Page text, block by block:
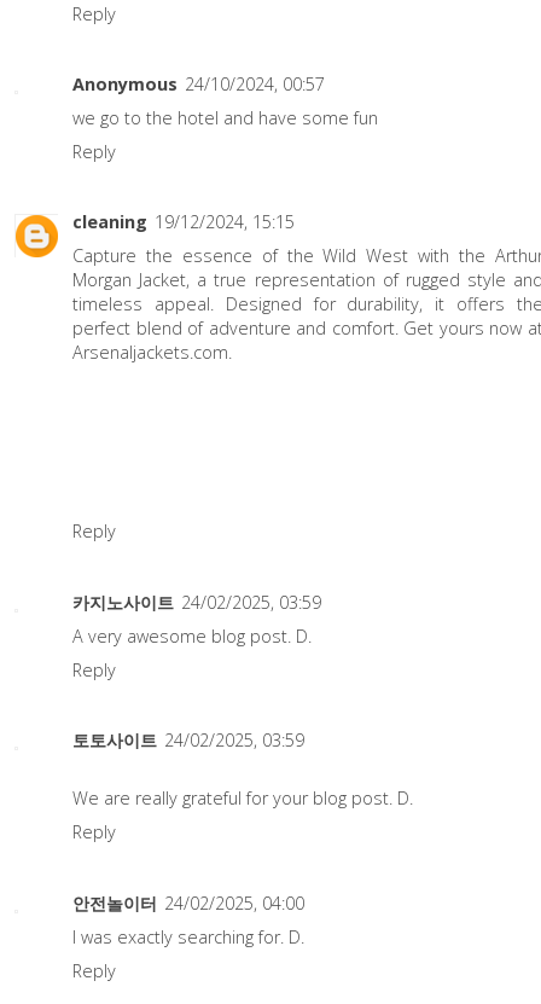
Reply
Anonymous 24/10/2024, 00:57
we go to the hotel and have some fun
Reply
cleaning 19/12/2024, 15:15
Capture the essence of the Wild West with the
Morgan Jacket, a true representation of rugged style
timeless appeal. Designed for durability, it offers
perfect blend of adventure and comfort. Get yours now
Arsenaljackets.com.
Reply
카지노사이트 24/02/2025, 03:59
A very awesome blog post. D.
Reply
토토사이트 24/02/2025, 03:59
We are really grateful for your blog post. D.
Reply
안전놀이터 24/02/2025, 04:00
I was exactly searching for. D.
Reply